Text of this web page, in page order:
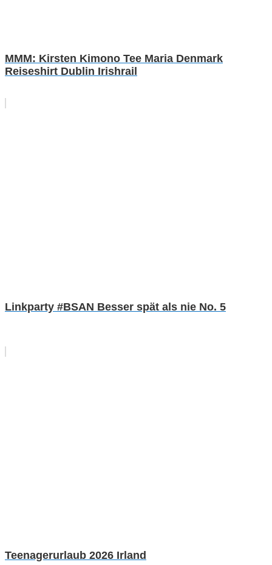
MMM: Kirsten Kimono Tee Maria Denmark
Reiseshirt Dublin Irishrail
Linkparty #BSAN Besser spät als nie No. 5
Teenagerurlaub 2026 Irland